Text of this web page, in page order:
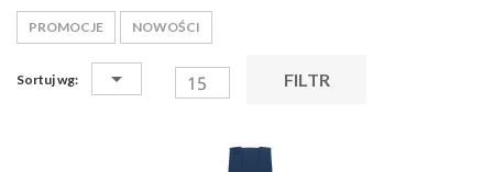
PROMOCJE NOWOŚCI
Sortuj wg:  15 FILTR